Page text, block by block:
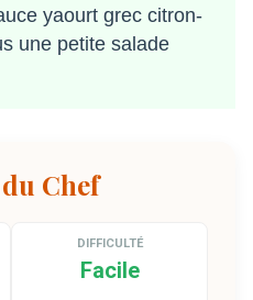
yaourt grec citron-
une petite salade
Chef
DIFFICULTÉ
Facile